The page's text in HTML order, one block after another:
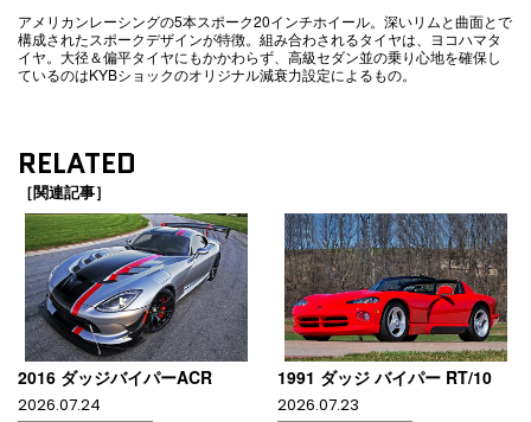
アメリカンレーシングの5本スポーク20インチホイール。深いリムと曲面とで
構成されたスポークデザインが特徴。組み合わされるタイヤは、ヨコハマタ
イヤ。大径＆偏平タイヤにもかかわらず、高級セダン並の乗り心地を確保し
ているのはKYBショックのオリジナル減衰力設定によるもの。
RELATED
［関連記事］
2016 ダッジバイパーACR
2026.07.24
1991 ダッジ バイパー RT/10
2026.07.23